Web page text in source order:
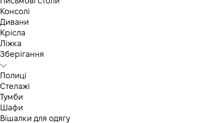
Консолі
Дивани
Крісла
Ліжка
Зберігання
Полиці
Стелажі
Тумби
Шафи
Вішалки для одягу